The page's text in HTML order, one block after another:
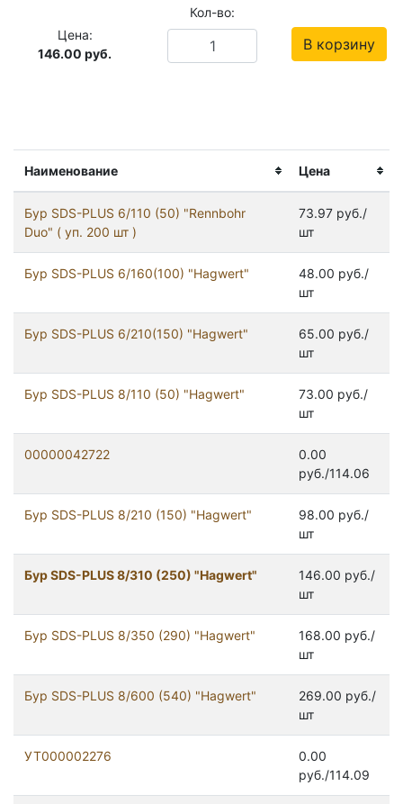
Наименование Цена
Бур SDS-PLUS 6/110 (50) "Rennbohr
Duo" ( уп. 200 шт )
73.97 руб./
шт
Бур SDS-PLUS 6/160(100) "Hagwert"
48.00 руб./
шт
Бур SDS-PLUS 6/210(150) "Hagwert"
65.00 руб./
шт
Бур SDS-PLUS 8/110 (50) "Hagwert"
73.00 руб./
шт
00000042722
0.00
руб./114.06
Бур SDS-PLUS 8/210 (150) "Hagwert"
98.00 руб./
шт
Бур SDS-PLUS 8/310 (250) "Hagwert"
146.00 руб./
шт
Бур SDS-PLUS 8/350 (290) "Hagwert"
168.00 руб./
шт
Бур SDS-PLUS 8/600 (540) "Hagwert"
269.00 руб./
шт
УТ000002276
0.00
руб./114.09
Цена:
146.00 руб.
Кол-во:
В корзину